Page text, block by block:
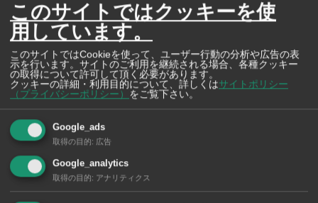
2026年版 タイの鉄道事情 電車でGO！
このサイトではクッキーを使
用しています。
このサイトではCookieを使って、ユーザー行動の分析や広告の表
示を行います。サイトのご利用を継続される場合、各種クッキー
の取得について許可して頂く必要があります。
クッキーの詳細・利用目的について、詳しくはサイトポリシー
（プライバシーポリシー）
をご覧下さい。
Google_ads
取得の目的: 広告
Google_analytics
取得の目的: アナリティクス